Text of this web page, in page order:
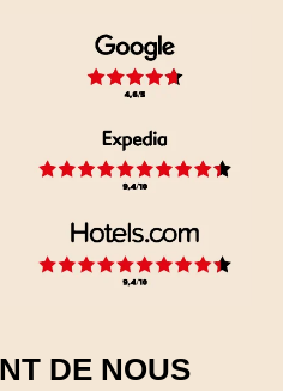
DE NOUS